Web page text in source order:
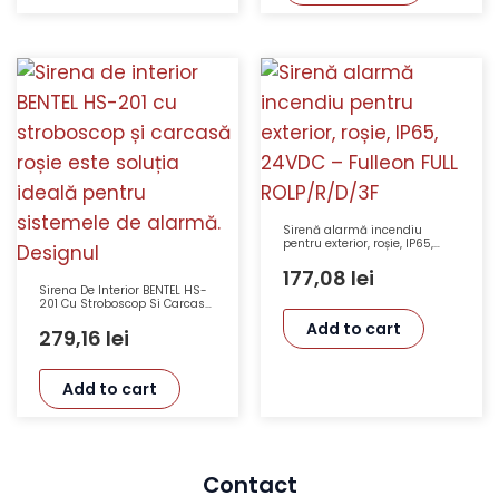
Sirena De Interior BENTEL HS-
201 Cu Stroboscop Si Carcasa
279,16 lei
Add to cart
Sirenă alarmă incendiu
pentru exterior, roșie, IP65,
ROLP/R/D/3F
177,08 lei
Add to cart
Contact